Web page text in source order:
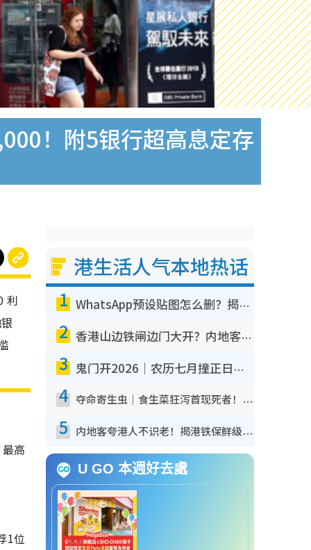
！附5银行超高息定存
利
高
1位
港生活人气本地热话
1 WhatsApp预设贴图怎么删？揭秘1招“反向操作”还原简洁界面 附3步实测教程
2 香港山边铁闸边门大开？内地客困惑意义何在！网友神回复：这种叫法理性防御
3 鬼门开2026｜农历七月撞正日全食特别邪？专家警告切忌做一事！揭4大禁忌+2招保平安
4 夺命寄生虫｜食生菜狂泻首现死者！疫潮恶化录1.8万宗病例 揭洗菜3大谬误
5 内地客夸港人不识老！揭港铁保鲜级冷气 港人求放过：别投诉
U GO 本週好去處